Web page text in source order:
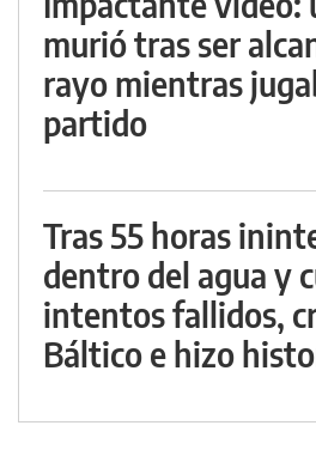
murió tras ser
rayo mientras
partido
Tras 55 horas
dentro del agua y
intentos fallidos,
Báltico e hizo